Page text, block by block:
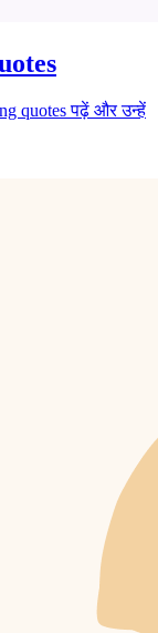
quotes पढ़ें और उन्हें